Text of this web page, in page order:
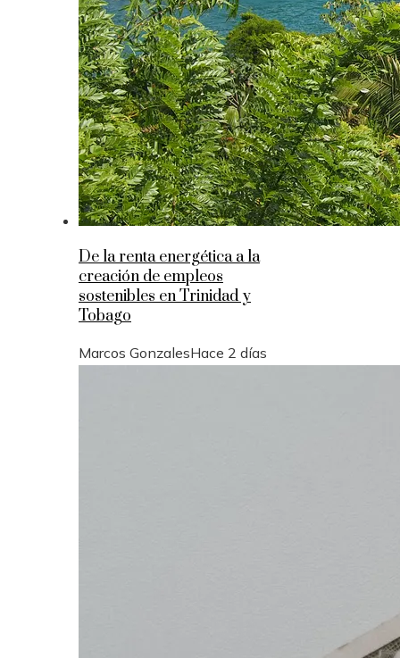
De la renta energética a la
creación de empleos
sostenibles en Trinidad y
Tobago
Marcos GonzalesHace 2 días